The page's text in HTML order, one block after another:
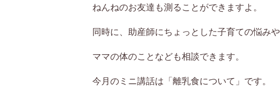
ねんねのお友達も測ることができますよ。
同時に、助産師にちょっとした子育ての悩みや
ママの体のことなども相談できます。
今月のミニ講話は「離乳食について」です。